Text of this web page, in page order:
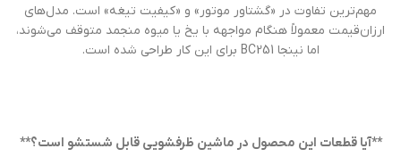
مهم‌ترین تفاوت در «گشتاور موتور» و «کیفیت تیغه» است. مدل‌های
ارزان‌قیمت معمولاً هنگام مواجهه با یخ یا میوه منجمد متوقف می‌شوند،
اما نینجا BC251 برای این کار طراحی شده است.
**آیا قطعات این محصول در ماشین ظرفشویی قابل شستشو است؟**